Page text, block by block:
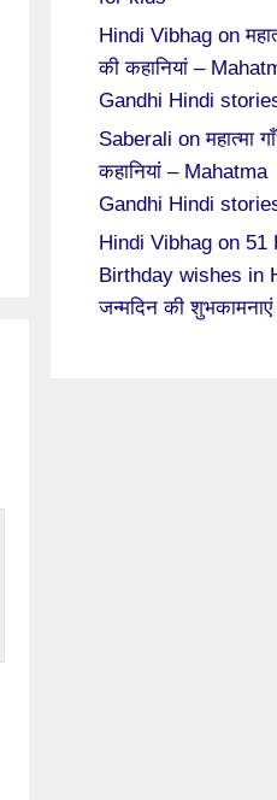
Hindi Vibhag on
की कहानियां –
Gandhi Hindi
Saberali onमहात्मा
कहानियां – Mahatma
Gandhi Hindi
Hindi Vibhag on 51
Birthday wishes in
जन्मदिन की शुभकामनाएं